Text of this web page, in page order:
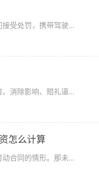
受处罚，携带驾驶...
消除影响、赔礼道...
怎么计算
合同的情形。那未...